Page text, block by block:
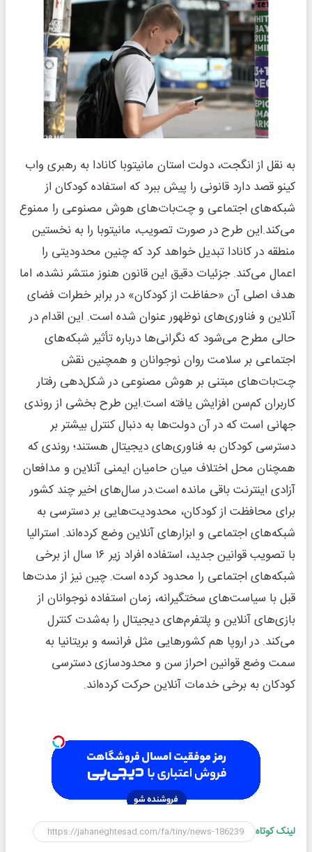
به نقل از انگجت، دولت استان مانیتوبا کانادا به رهبری واب
کینو قصد دارد قانونی را پیش ببرد که استفاده کودکان از
شبکه‌های اجتماعی و چت‌بات‌های هوش مصنوعی را ممنوع
می‌کند.این طرح در صورت تصویب، مانیتوبا را به نخستین
منطقه در کانادا تبدیل خواهد کرد که چنین محدودیتی را
اعمال می‌کند. جزئیات دقیق این قانون هنوز منتشر نشده، اما
هدف اصلی آن «حفاظت از کودکان» در برابر خطرات فضای
آنلاین و فناوری‌های نوظهور عنوان شده است. این اقدام در
حالی مطرح می‌شود که نگرانی‌ها درباره تأثیر شبکه‌های
اجتماعی بر سلامت روان نوجوانان و همچنین نقش
چت‌بات‌های مبتنی بر هوش مصنوعی در شکل‌دهی رفتار
کاربران کم‌سن افزایش یافته است.این طرح بخشی از روندی
جهانی است که در آن دولت‌ها به دنبال کنترل بیشتر بر
دسترسی کودکان به فناوری‌های دیجیتال هستند؛ روندی که
همچنان محل اختلاف میان حامیان ایمنی آنلاین و مدافعان
آزادی اینترنت باقی مانده است.در سال‌های اخیر چند کشور
برای محافظت از کودکان، محدودیت‌هایی بر دسترسی به
شبکه‌های اجتماعی و ابزارهای آنلاین وضع کرده‌اند. استرالیا
با تصویب قوانین جدید، استفاده افراد زیر ۱۶ سال از برخی
شبکه‌های اجتماعی را محدود کرده است. چین نیز از مدت‌ها
قبل با سیاست‌های سختگیرانه، زمان استفاده نوجوانان از
بازی‌های آنلاین و پلتفرم‌های دیجیتال را به‌شدت کنترل
می‌کند. در اروپا هم کشورهایی مثل فرانسه و بریتانیا به
سمت وضع قوانین احراز سن و محدودسازی دسترسی
کودکان به برخی خدمات آنلاین حرکت کرده‌اند.
لینک کوتاه